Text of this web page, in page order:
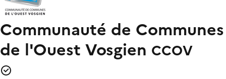
Communauté de Communes
de l'Ouest Vosgien CCOV